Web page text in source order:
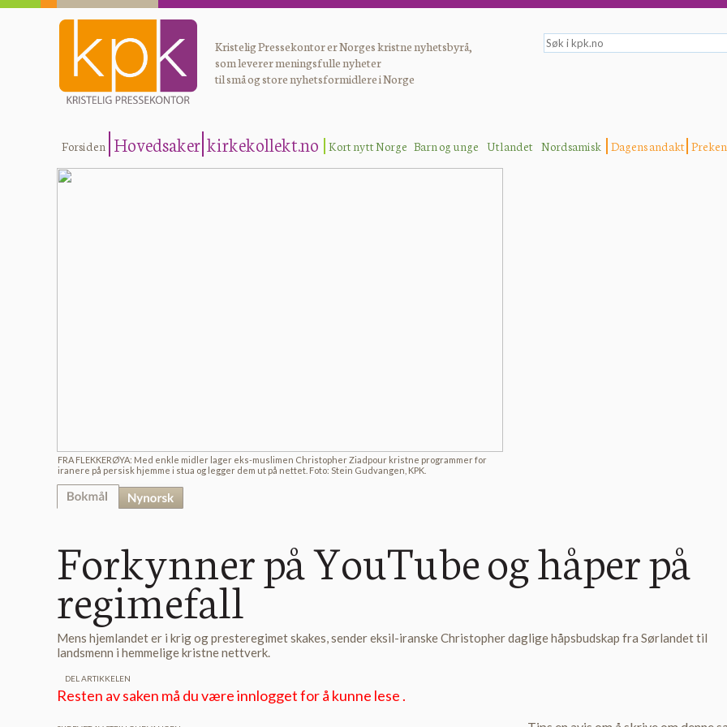
Kristelig Pressekontor er Norges kristne nyhetsbyrå,
som leverer meningsfulle nyheter
til små og store nyhetsformidlere i Norge
Forsiden Hovedsaker kirkekollekt.no Kort nytt Norge Barn og unge Utlandet Nordsamisk Dagens andakt
FRA FLEKKERØYA: Med enkle midler lager eks-muslimen Christopher Ziadpour kristne programmer for
iranere på persisk hjemme i stua og legger dem ut på nettet. Foto: Stein Gudvangen, KPK.
Forkynner på YouTube og vonar på
Forkynner på YouTube og håper på
regimefall
Mens hjemlandet er i krig og presteregimet skakes, sender eksil-iranske Christopher daglige håpsbudskap fra Sørlandet til
landsmenn i hemmelige kristne nettverk.
DEL ARTIKKELEN
Resten av saken må du være innlogget for å kunne lese .